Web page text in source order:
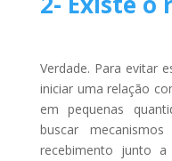
Verdade. Para evitar
iniciar uma relação
em pequenas
buscar
recebimento junto